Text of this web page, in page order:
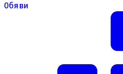
Обяви